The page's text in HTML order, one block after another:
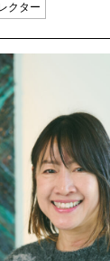
クター